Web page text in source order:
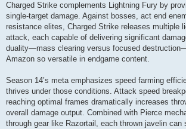
Charged Strike complements Lightning Fury by
single-target damage. Against bosses, act end
resistance elites, Charged Strike releases multiple
attack, each capable of delivering significant
duality—mass clearing versus focused
Amazon so versatile in endgame content.
Season 14’s meta emphasizes speed farming
thrives under those conditions. Attack speed
reaching optimal frames dramatically increases
overall damage output. Combined with Pierce
through gear like Razortail, each thrown javelin can